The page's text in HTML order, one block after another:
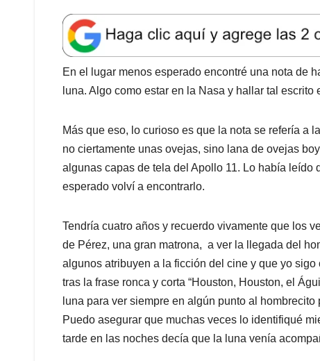
a
t
s
A
p
e
b
o
o
k
e
d
I
l
e
a
d
s
En el lugar menos esperado encontré una nota de
luna. Algo como estar en la Nasa y hallar tal escrito
Más que eso, lo curioso es que la nota se refería a
no ciertamente unas ovejas, sino lana de ovejas
algunas capas de tela del Apollo 11. Lo había leído
esperado volví a encontrarlo.
Tendría cuatro años y recuerdo vivamente que los
de Pérez, una gran matrona, a ver la llegada del
algunos atribuyen a la ficción del cine y que yo
tras la frase ronca y corta “Houston, Houston, el
luna para ver siempre en algún punto al
Puedo asegurar que muchas veces lo identifiqué
tarde en las noches decía que la luna venía